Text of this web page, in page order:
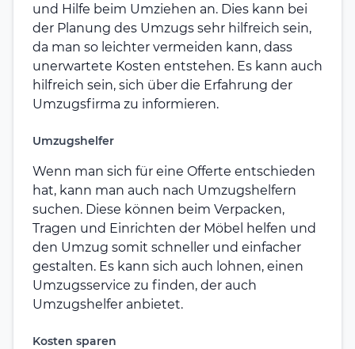
und Hilfe beim Umziehen an. Dies kann bei
der Planung des Umzugs sehr hilfreich sein,
da man so leichter vermeiden kann, dass
unerwartete Kosten entstehen. Es kann auch
hilfreich sein, sich über die Erfahrung der
Umzugsfirma zu informieren.
Umzugshelfer
Wenn man sich für eine Offerte entschieden
hat, kann man auch nach Umzugshelfern
suchen. Diese können beim Verpacken,
Tragen und Einrichten der Möbel helfen und
den Umzug somit schneller und einfacher
gestalten. Es kann sich auch lohnen, einen
Umzugsservice zu finden, der auch
Umzugshelfer anbietet.
Kosten sparen